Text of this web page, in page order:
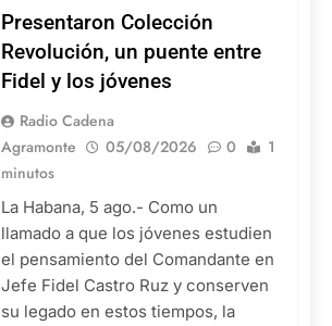
Presentaron Colección
Revolución, un puente entre
Fidel y los jóvenes
Radio Cadena
Agramonte
05/08/2026 0
1
minutos
La Habana, 5 ago.- Como un
llamado a que los jóvenes estudien
el pensamiento del Comandante en
Jefe Fidel Castro Ruz y conserven
su legado en estos tiempos, la